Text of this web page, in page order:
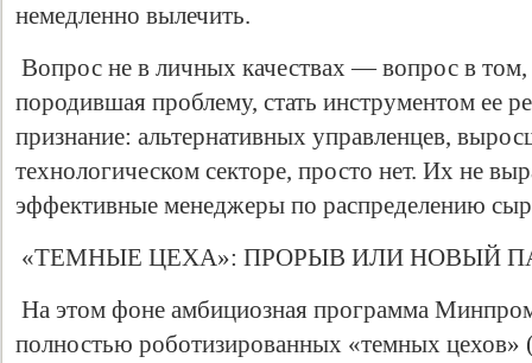
немедленно вылечить.
Вопрос не в личных качествах — вопрос в том,
породившая проблему, стать инструментом ее
признание: альтернативных управленцев,
технологическом секторе, просто нет. Их не
эффективные менеджеры по распределению
«ТЕМНЫЕ ЦЕХА»: ПРОРЫВ ИЛИ НОВЫЙ
На этом фоне амбициозная программа
полностью роботизированных «темных